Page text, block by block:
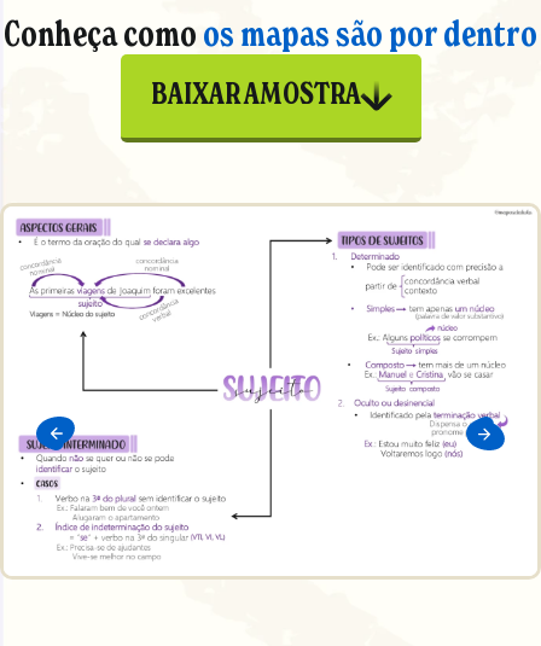
Conheça como os mapas são por dentro
BAIXAR AMOSTRA